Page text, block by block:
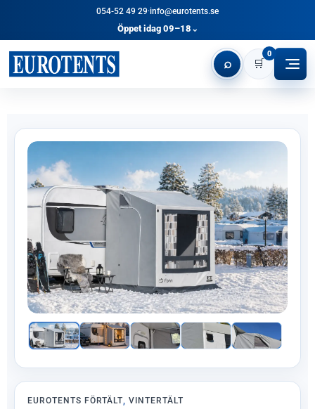
054-52 49 29·info@eurotents.se
Öppet idag 09–18 ⌄
⌕ 🛒
0
EUROTENTS FÖRTÄLT,VINTERTÄLT